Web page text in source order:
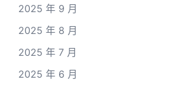
2025 年 9 月
2025 年 8 月
2025 年 7 月
2025 年 6 月